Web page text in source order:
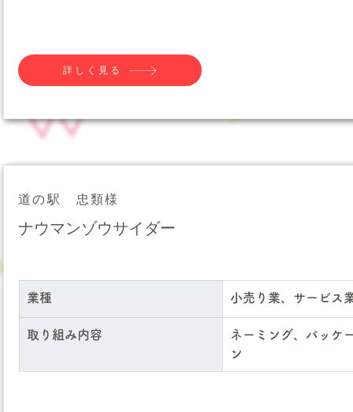
詳しく見る
道の駅 忠類様
ナウマンゾウサイダー
業種 小売り業、サービス
取り組み内容
ネーミング、パッケ
ン